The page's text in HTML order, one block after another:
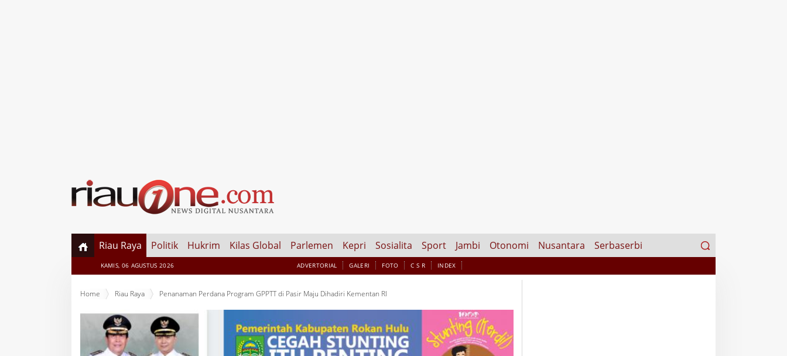
Riau Raya Politik Hukrim Kilas Global Parlemen Kepri Sosialita Sport Jambi Otonomi Nusantara Serbaserbi
Search
for:
KAMIS, 06 AGUSTUS 2026 ADVERTORIAL GALERI FOTO C S R INDEX
Home Riau Raya Penanaman Perdana Program GPPTT di Pasir Maju Dihadiri Kementan RI